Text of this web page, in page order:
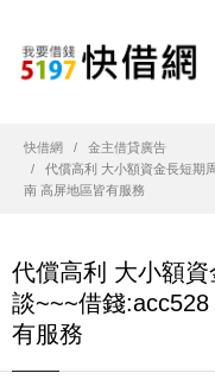
快借網
金主借貸廣告
代償高利 大小額資金長短期
南 高屏地區皆有服務
代償高利 大小額
談~~~借錢
有服務